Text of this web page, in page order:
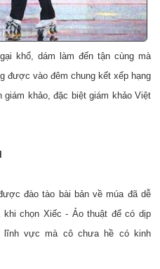
khổ, dám làm đến tận cùng mà
được vào đêm chung kết xếp hạng
khảo, đặc biệt giám khảo Việt
đào tào bài bản về múa đã dễ
khi chọn Xiếc - Ảo thuật để có dịp
vực mà cô chưa hề có kinh